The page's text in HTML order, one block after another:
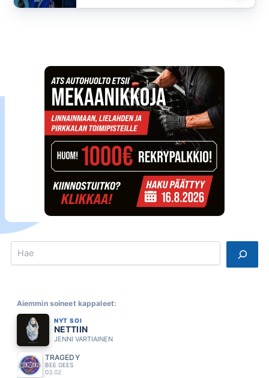
Search
Aiemmin soineet kappaleet:
NYT SOI
NETTIIN
JENNI VARTIAINEN
TRAGEDY
BEE GEES
03.02